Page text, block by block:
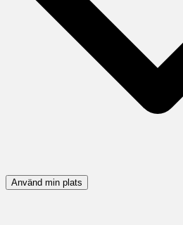
Använd min plats